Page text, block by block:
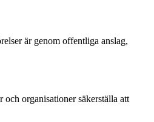
är genom offentliga anslag,
organisationer säkerställa att